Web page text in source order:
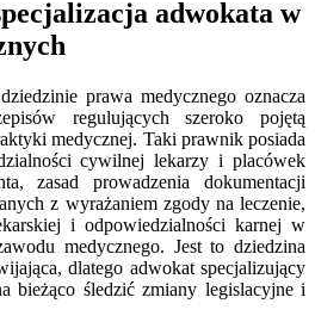
adwokata w
prawa medycznego oznacza
regulujących szeroko pojętą
medycznej. Taki prawnik posiada
cywilnej lekarzy i placówek
zasad prowadzenia dokumentacji
z wyrażaniem zgody na leczenie,
i odpowiedzialności karnej w
medycznego. Jest to dziedzina
dlatego adwokat specjalizujący
bieżąco śledzić zmiany legislacyjne i